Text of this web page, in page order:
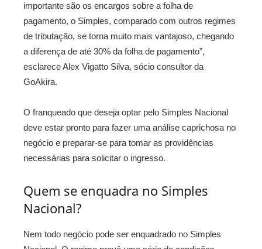
importante são os encargos sobre a folha de
pagamento, o Simples, comparado com outros regimes
de tributação, se torna muito mais vantajoso, chegando
a diferença de até 30% da folha de pagamento”,
esclarece Alex Vigatto Silva, sócio consultor da
GoAkira.
O franqueado que deseja optar pelo Simples Nacional
deve estar pronto para fazer uma análise caprichosa no
negócio e preparar-se para tomar as providências
necessárias para solicitar o ingresso.
Quem se enquadra no Simples
Nacional?
Nem todo negócio pode ser enquadrado no Simples